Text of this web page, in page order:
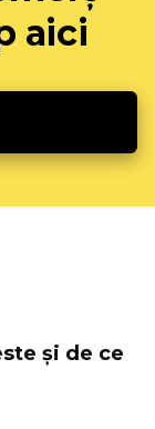
aici
și de ce